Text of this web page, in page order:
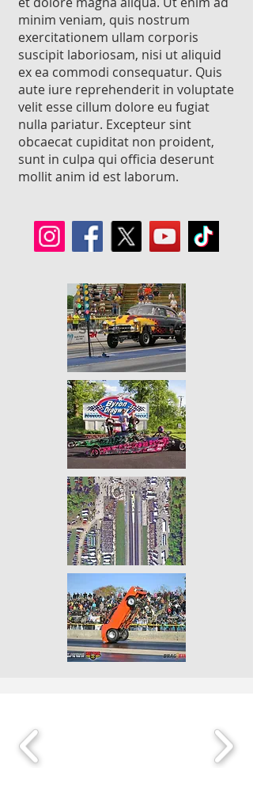
minim veniam, quis nostrum
exercitationem ullam corporis
suscipit laboriosam, nisi ut aliquid
ex ea commodi consequatur. Quis
aute iure reprehenderit in voluptate
velit esse cillum dolore eu fugiat
nulla pariatur. Excepteur sint
obcaecat cupiditat non proident,
sunt in culpa qui officia deserunt
mollit anim id est laborum.